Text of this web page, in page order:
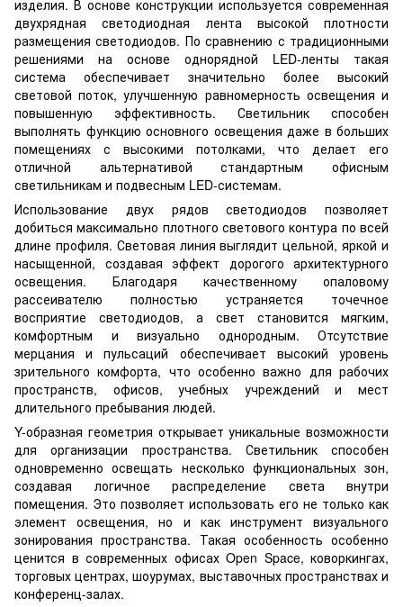
изделия. В основе конструкции используется современная
двухрядная светодиодная лента высокой плотности
размещения светодиодов. По сравнению с традиционными
решениями на основе однорядной LED-ленты такая
система обеспечивает значительно более высокий
световой поток, улучшенную равномерность освещения и
повышенную эффективность. Светильник способен
выполнять функцию основного освещения даже в больших
помещениях с высокими потолками, что делает его
отличной альтернативой стандартным офисным
светильникам и подвесным LED-системам.
Использование двух рядов светодиодов позволяет
добиться максимально плотного светового контура по всей
длине профиля. Световая линия выглядит цельной, яркой и
насыщенной, создавая эффект дорогого архитектурного
освещения. Благодаря качественному опаловому
рассеивателю полностью устраняется точечное
восприятие светодиодов, а свет становится мягким,
комфортным и визуально однородным. Отсутствие
мерцания и пульсаций обеспечивает высокий уровень
зрительного комфорта, что особенно важно для рабочих
пространств, офисов, учебных учреждений и мест
длительного пребывания людей.
Y-образная геометрия открывает уникальные возможности
для организации пространства. Светильник способен
одновременно освещать несколько функциональных зон,
создавая логичное распределение света внутри
помещения. Это позволяет использовать его не только как
элемент освещения, но и как инструмент визуального
зонирования пространства. Такая особенность особенно
ценится в современных офисах Open Space, коворкингах,
торговых центрах, шоурумах, выставочных пространствах и
конференц-залах.